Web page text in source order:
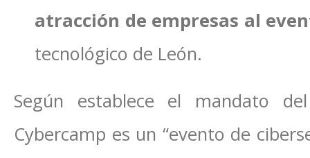
atracción de empresas al
tecnológico de León.
Según establece el mandato
Cybercamp es un “evento de